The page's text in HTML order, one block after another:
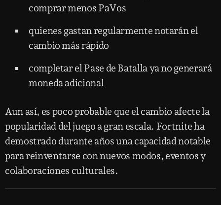
comprar menos PaVos
quienes gastan regularmente notarán el
cambio más rápido
completar el Pase de Batalla ya no generará
moneda adicional
Aun así, es poco probable que el cambio afecte la
popularidad del juego a gran escala. Fortnite ha
demostrado durante años una capacidad notable
para reinventarse con nuevos modos, eventos y
colaboraciones culturales.